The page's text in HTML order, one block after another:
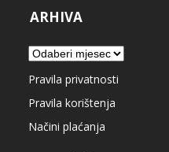
ARHIVA
Arhiva
Pravila privatnosti
Pravila korištenja
Načini plaćanja